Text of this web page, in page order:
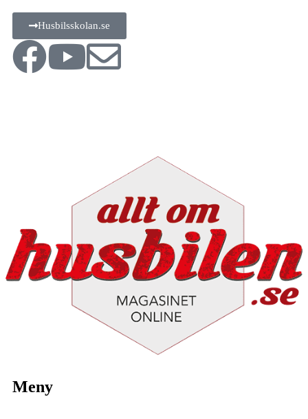
Husbilsskolan.se
Meny